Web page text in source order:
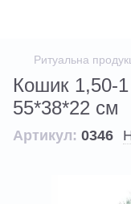
Ритуальна
Кошик 1,50-1
55*38*22 см
Артикул: 0346